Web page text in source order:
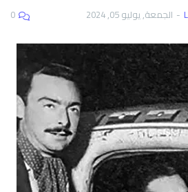
- الجمعة, يوليو 05, 2024 0